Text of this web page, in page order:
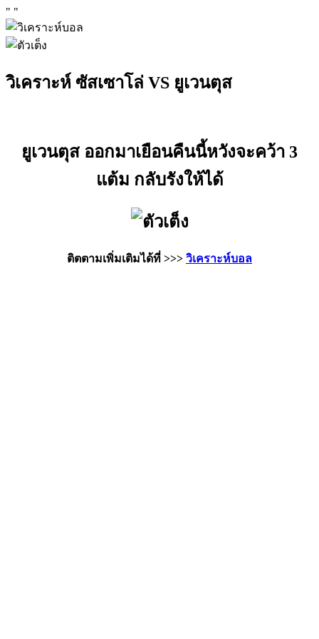
" "
วิเคราะห์ ซัสเซาโล่ VS ยูเวนตุส
ยูเวนตุส ออกมาเยือนคืนนี้หวังจะคว้า 3
แต้ม กลับรังให้ได้
ติตตามเพิ่มเติมได้ที่ >>> วิเคราะห์บอล